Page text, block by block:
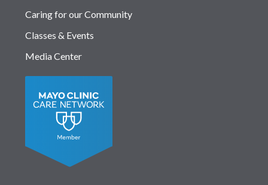
Caring for our Community
Classes & Events
Media Center